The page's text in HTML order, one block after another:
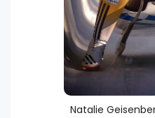
Natalie